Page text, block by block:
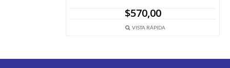
$570,00
VISTA RÁPIDA